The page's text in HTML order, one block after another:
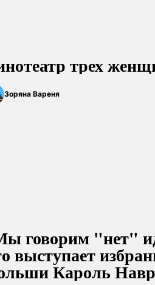
трех
Зоряна Вареня
говорим "нет"
выступает
Кароль